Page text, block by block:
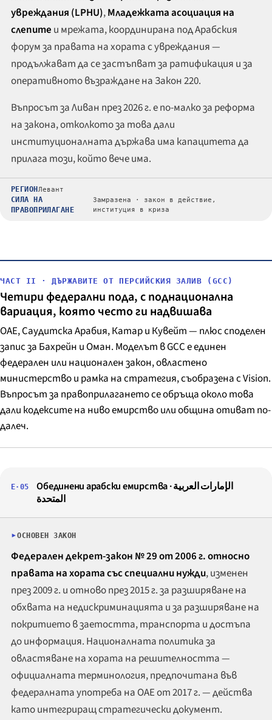
увреждания (LPHU),Младежката асоциация на
слепите и мрежата, координирана под Арабския
форум за правата на хората с увреждания —
продължават да се застъпват за ратификация и за
оперативното възраждане на Закон 220.
Въпросът за Ливан през 2026 г. е по-малко за реформа
на закона, отколкото за това дали
институционалната държава има капацитета да
прилага този, който вече има.
РЕГИОНЛевант
СИЛА НА
ПРАВОПРИЛАГАНЕ
Замразена · закон в действие,
институция в криза
ЧАСТ II · ДЪРЖАВИТЕ ОТ ПЕРСИЙСКИЯ ЗАЛИВ (GCC)
Четири федерални пода, с поднационална
вариация, която често ги надвишава
ОАЕ, Саудитска Арабия, Катар и Кувейт — плюс споделен
запис за Бахрейн и Оман. Моделът в GCC е единен
федерален или национален закон, овластено
министерство и рамка на стратегия, съобразена с Vision.
Въпросът за правоприлагането се обръща около това
дали кодексите на ниво емирство или община отиват по-
далеч.
E·05 Обединени арабски емирства ·الإمارات العربية
المتحدة
ОСНОВЕН ЗАКОН
Федерален декрет-закон № 29 от 2006 г. относно
правата на хората със специални нужди, изменен
през 2009 г. и отново през 2015 г. за разширяване на
обхвата на недискриминацията и за разширяване на
покритието в заетостта, транспорта и достъпа
до информация. Националната политика за
овластяване на хората на решителността —
официалната терминология, предпочитана във
федералната употреба на ОАЕ от 2017 г. — действа
като интегриращ стратегически документ.